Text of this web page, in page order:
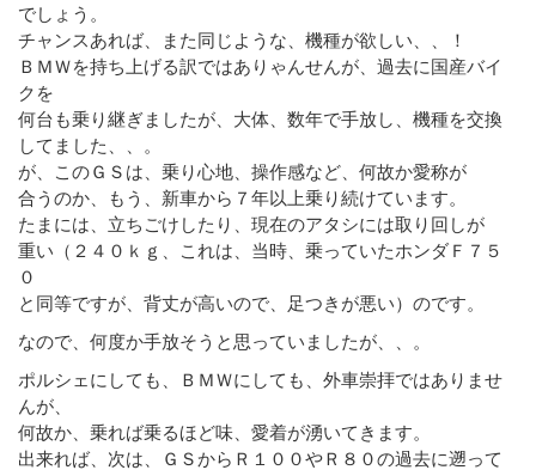
でしょう。
チャンスあれば、また同じような、機種が欲しい、、！
ＢＭＷを持ち上げる訳ではありゃんせんが、過去に国産バイ
クを
何台も乗り継ぎましたが、大体、数年で手放し、機種を交換
してました、、。
が、このＧＳは、乗り心地、操作感など、何故か愛称が
合うのか、もう、新車から７年以上乗り続けています。
たまには、立ちごけしたり、現在のアタシには取り回しが
重い（２４０ｋｇ、これは、当時、乗っていたホンダＦ７５
０
と同等ですが、背丈が高いので、足つきが悪い）のです。
なので、何度か手放そうと思っていましたが、、。
ポルシェにしても、ＢＭＷにしても、外車崇拝ではありませ
んが、
何故か、乗れば乗るほど味、愛着が湧いてきます。
出来れば、次は、ＧＳからＲ１００やＲ８０の過去に遡って